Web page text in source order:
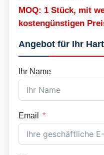
MOQ: 1 Stück, mit
kostengünstigen
Angebot für Ihr
Ihr Name
Email